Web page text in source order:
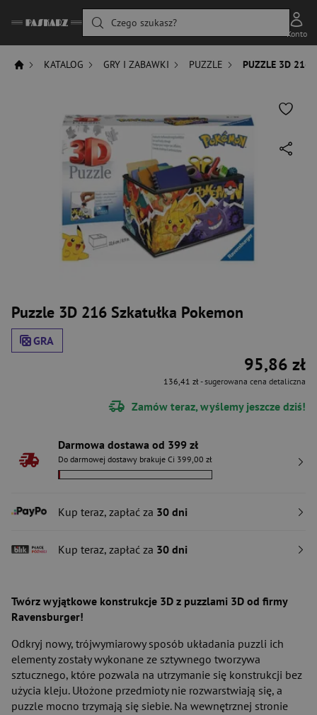
Czego szukasz?
Konto
KATALOG GRY I ZABAWKI PUZZLE PUZZLE 3D 216
Puzzle 3D 216 Szkatułka Pokemon
GRA
95,86 zł
136,41 zł- sugerowana cena detaliczna
Zamów teraz, wyślemy jeszcze dziś!
Darmowa dostawa od 399 zł
Do darmowej dostawy brakuje Ci 399,00 zł
Kup teraz, zapłać za 30 dni
Kup teraz, zapłać za 30 dni
Twórz wyjątkowe konstrukcje 3D z puzzlami 3D od firmy
Ravensburger!
Odkryj nowy, trójwymiarowy sposób układania puzzli ich
elementy zostały wykonane ze sztywnego tworzywa
sztucznego, które pozwala na utrzymanie się konstrukcji bez
użycia kleju. Ułożone przedmioty nie rozwarstwiają się, a
puzzle mocno trzymają się siebie. Na wewnętrznej stronie